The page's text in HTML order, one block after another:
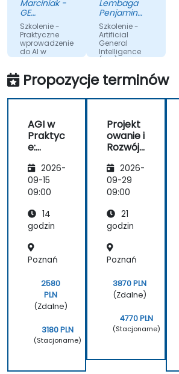
pomogło mi
„połączyć
kropki”.
Marciniak -
GE
Aerospace
Poland Sp. z
o.o.
Szkolenie -
Praktyczne
wprowadzenie
do AI w
biznesie
Przetłumaczone
przez sztuczną
Lembaga
Penjamin
Simpanan
Szkolenie -
Artificial
General
Intelligence
(AGI) and
Przetłumaczone
przez sztuczną
Propozycje terminów
AGI w
Praktyc
e:
ści i
Ryzyka
2026-
09-15
09:00
14
godzin
Poznań
2580
PLN
(Zdalne)
3180 PLN
(Stacjonarne)
Projekt
owanie i
Rozwój
ów AGI
2026-
09-29
09:00
21
godzin
Poznań
3870 PLN
(Zdalne)
4770 PLN
(Stacjonarne)